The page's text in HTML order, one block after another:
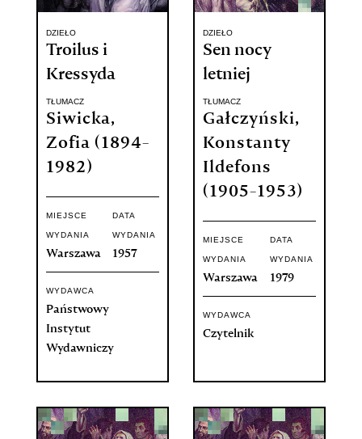
DZIEŁO
Troilus i
Kressyda
TŁUMACZ
Siwicka,
Zofia (1894-
1982)
MIEJSCE
WYDANIA
Warszawa
DATA
WYDANIA
1957
WYDAWCA
Państwowy
Instytut
Wydawniczy
DZIEŁO
Sen nocy
letniej
TŁUMACZ
Gałczyński,
Konstanty
Ildefons
(1905-1953)
MIEJSCE
WYDANIA
Warszawa
DATA
WYDANIA
1979
WYDAWCA
Czytelnik